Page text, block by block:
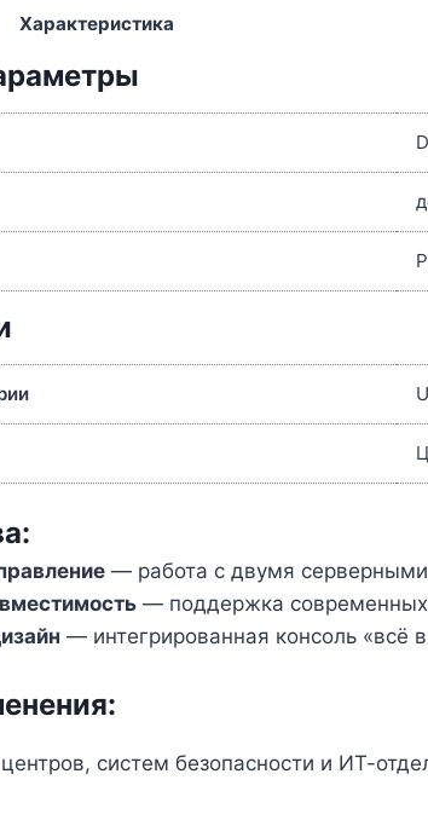
Характеристика
— работа с двумя
— поддержка современных
— интегрированная консоль «всё
систем безопасности и ИТ-